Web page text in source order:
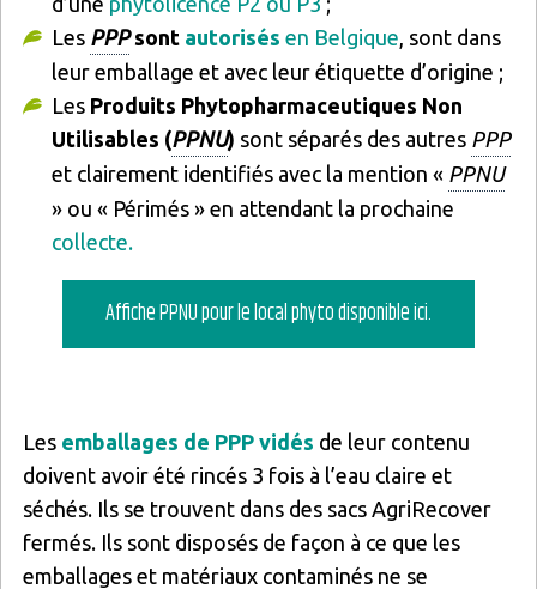
Les PPPsont autorisés en Belgique, sont dans
leur emballage et avec leur étiquette d’origine ;
Les Produits Phytopharmaceutiques Non
Utilisables (PPNU) sont séparés des autres PPP
et clairement identifiés avec la mention « PPNU
» ou « Périmés » en attendant la prochaine
collecte.
Affiche PPNU pour le local phyto disponible ici.
Les emballages de PPP vidés de leur contenu
doivent avoir été rincés 3 fois à l’eau claire et
séchés. Ils se trouvent dans des sacs AgriRecover
fermés. Ils sont disposés de façon à ce que les
emballages et matériaux contaminés ne se